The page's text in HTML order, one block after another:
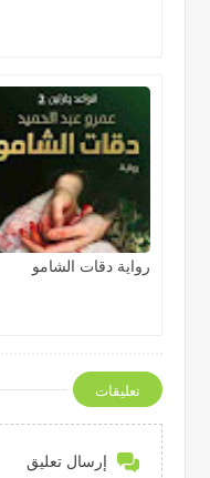
رواية دقات الشامو
تعليقات
إرسال تعليق